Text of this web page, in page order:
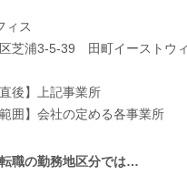
ィス
芝浦3-5-39 田町イーストウ
直後】上記事業所
範囲】会社の定める各事業所
職の勤務地区分では…